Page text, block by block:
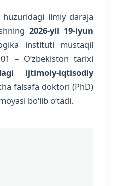
ilmiy daraja
2026-yil 19-iyun
instituti mustaqil
– O‘zbekiston tarixi
ijtimoiy-iqtisodiy
falsafa doktori (PhD)
bo‘lib o‘tadi.